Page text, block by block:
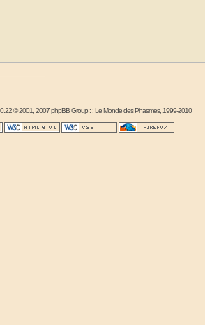
© 2001, 2007 phpBB Group : :Le Monde des Phasmes, 1999-2010